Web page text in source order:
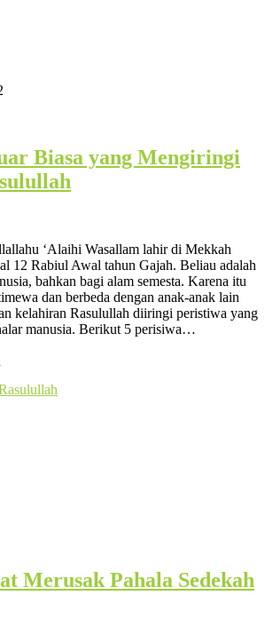
Biasa yang Mengiringi
‘Alaihi Wasallam lahir di Mekkah
12 Rabiul Awal tahun Gajah. Beliau adalah
bahkan bagi alam semesta. Karena itu
dan berbeda dengan anak-anak lain
kelahiran Rasulullah diiringi peristiwa yang
manusia. Berikut 5 perisiwa…
Merusak Pahala Sedekah